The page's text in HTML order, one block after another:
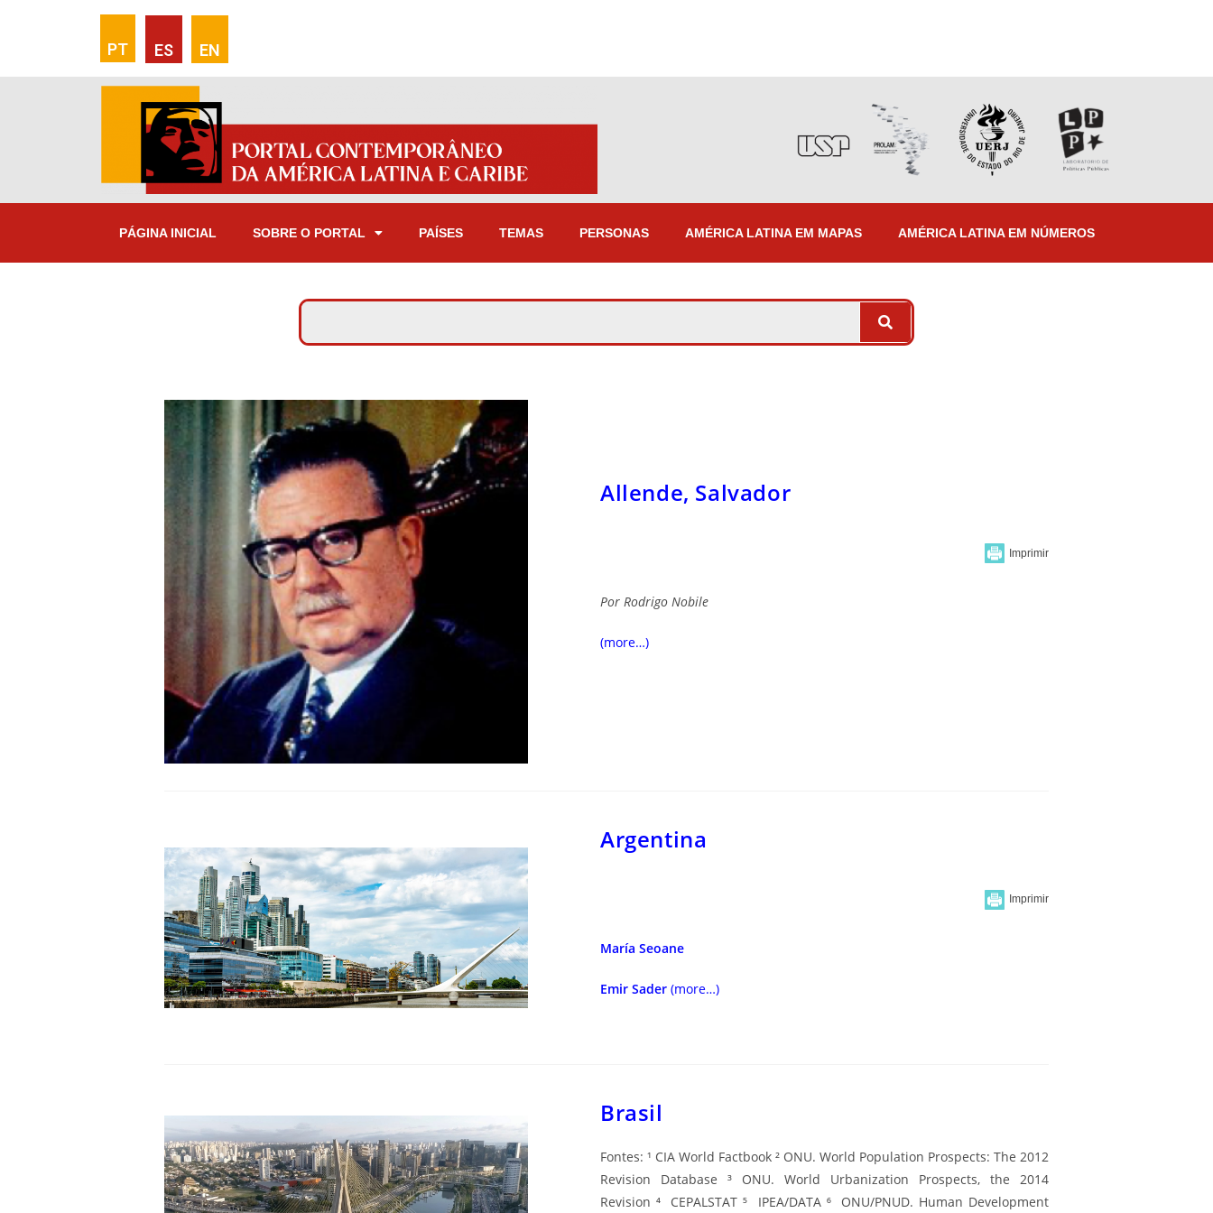
PT ES EN
PÁGINA INICIAL SOBRE O PORTAL PAÍSES TEMAS PERSONAS AMÉRICA LATINA EM MAPAS AMÉRICA LATINA EM NÚMEROS
Allende, Salvador
Por Rodrigo Nobile
(more…)
Argentina
María Seoane
Emir Sader (more…)
Brasil
Fontes: ¹ CIA World Factbook ² ONU. World Population Prospects: The 2012
Revision Database ³ ONU. World Urbanization Prospects, the 2014
Revision ⁴ CEPALSTAT ⁵ IPEA/DATA ⁶ ONU/PNUD. Human Development